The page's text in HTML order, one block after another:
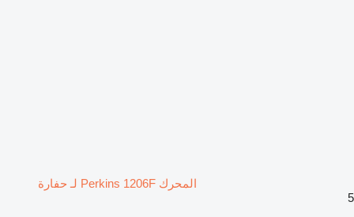
المحرك Perkins 1206F لـ حفارة
5